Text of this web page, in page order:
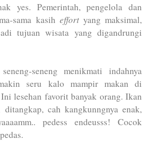
yes. Pemerintah, pengelola dan
sama kasih effortyang maksimal,
tujuan wisata yang digandrungi
seneng menikmati indahnya
seru kalo mampir makan di
lesehan favorit banyak orang. Ikan
ditangkap, cah kangkunngnya enak,
pedess endeusss! Cocok